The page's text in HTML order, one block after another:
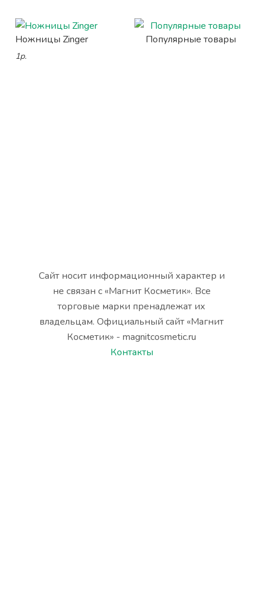
Ножницы Zinger
1р.
Популярные товары
Сайт носит информационный характер и
не связан с «Магнит Косметик». Все
торговые марки пренадлежат их
владельцам. Официальный сайт «Магнит
Косметик» - magnitcosmetic.ru
Контакты